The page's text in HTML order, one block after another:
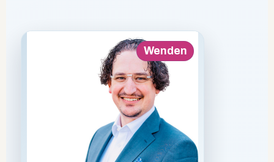
Wenden
ALTER
48